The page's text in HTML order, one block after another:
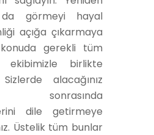
da görmeyi hayal
açığa çıkarmaya
gerekli tüm
birlikte
alacağınız
sonrasında
dile getirmeye
Üstelik tüm bunlar